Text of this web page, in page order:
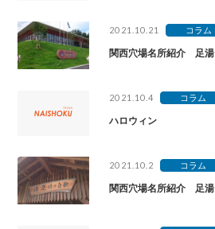
2021.10.21 コラム
関西穴場名所紹介 足湯
2021.10.4 コラム
ハロウィン
2021.10.2 コラム
関西穴場名所紹介 足湯